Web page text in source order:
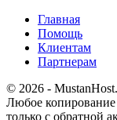
Главная
Помощь
Клиентам
Партнерам
© 2026 -
Любое копирование
только с обратной